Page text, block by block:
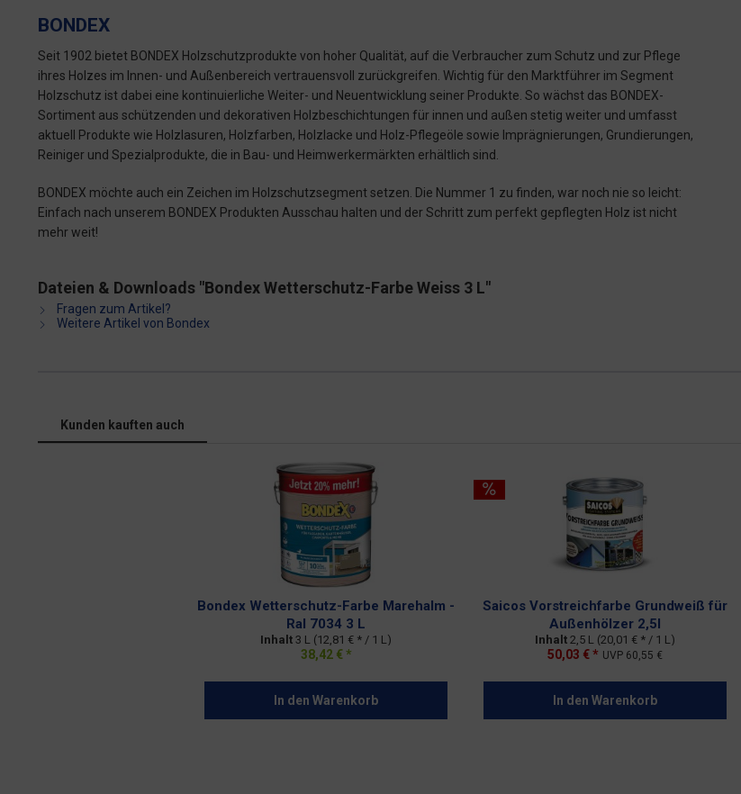
BONDEX
Seit 1902 bietet BONDEX Holzschutzprodukte von hoher Qualität, auf die Verbraucher zum Schutz und zur Pflege
ihres Holzes im Innen- und Außenbereich vertrauensvoll zurückgreifen. Wichtig für den Marktführer im Segment
Holzschutz ist dabei eine kontinuierliche Weiter- und Neuentwicklung seiner Produkte. So wächst das BONDEX-
Sortiment aus schützenden und dekorativen Holzbeschichtungen für innen und außen stetig weiter und umfasst
aktuell Produkte wie Holzlasuren, Holzfarben, Holzlacke und Holz-Pflegeöle sowie Imprägnierungen, Grundierungen,
Reiniger und Spezialprodukte, die in Bau- und Heimwerkermärkten erhältlich sind.
BONDEX möchte auch ein Zeichen im Holzschutzsegment setzen. Die Nummer 1 zu finden, war noch nie so leicht:
Einfach nach unserem BONDEX Produkten Ausschau halten und der Schritt zum perfekt gepflegten Holz ist nicht
mehr weit!
Dateien & Downloads "Bondex Wetterschutz-Farbe Weiss 3 L"
Fragen zum Artikel?
Weitere Artikel von Bondex
Kunden kauften auch
Bondex Wetterschutz-Farbe Marehalm -
Ral 7034 3 L
Inhalt 3 L (12,81 € * / 1 L)
38,42 € *
In den Warenkorb
Saicos Vorstreichfarbe Grundweiß für
Außenhölzer 2,5l
Inhalt 2,5 L (20,01 € * / 1 L)
50,03 € * UVP 60,55 €
In den Warenkorb